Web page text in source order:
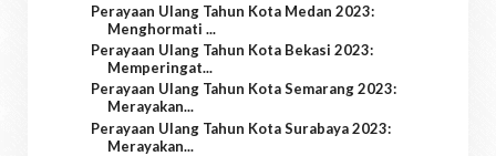
Perayaan Ulang Tahun Kota Medan 2023:
Menghormati ...
Perayaan Ulang Tahun Kota Bekasi 2023:
Memperingat...
Perayaan Ulang Tahun Kota Semarang 2023:
Merayakan...
Perayaan Ulang Tahun Kota Surabaya 2023:
Merayakan...